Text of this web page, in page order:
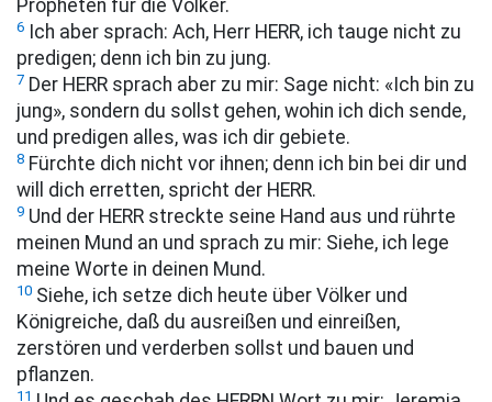
Propheten für die Völker.
6
Ich aber sprach: Ach, Herr HERR, ich tauge nicht zu
predigen; denn ich bin zu jung.
7 Der HERR sprach aber zu mir: Sage nicht: «Ich bin zu
jung», sondern du sollst gehen, wohin ich dich sende,
und predigen alles, was ich dir gebiete.
8 Fürchte dich nicht vor ihnen; denn ich bin bei dir und
will dich erretten, spricht der HERR.
9 Und der HERR streckte seine Hand aus und rührte
meinen Mund an und sprach zu mir: Siehe, ich lege
meine Worte in deinen Mund.
10 Siehe, ich setze dich heute über Völker und
Königreiche, daß du ausreißen und einreißen,
zerstören und verderben sollst und bauen und
pflanzen.
11